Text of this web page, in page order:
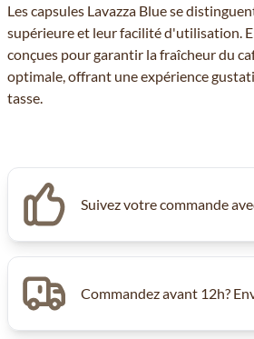
Les capsules Lavazza Blue se
supérieure et leur facilité d'utilisation.
conçues pour garantir la fraîcheur du
optimale, offrant une expérience
tasse.
Suivez votre commande
Commandez avant 12h?